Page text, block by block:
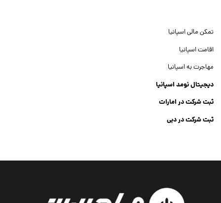
تمکن مالی اسپانیا
اقامت اسپانیا
مهاجرت به اسپانیا
دیجیتال نومد اسپانیا
ثبت شرکت در امارات
ثبت شرکت در دبی